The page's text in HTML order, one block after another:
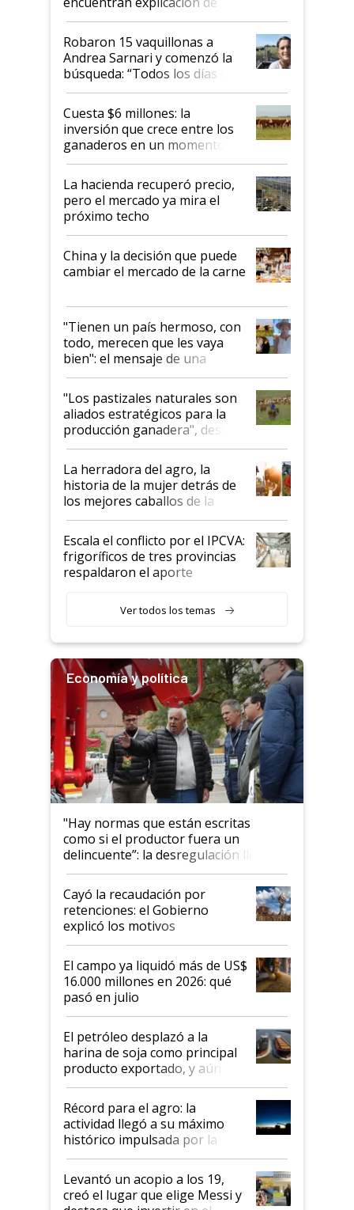
cómo llegaron allí
Robaron 15 vaquillonas a
Andrea Sarnari y comenzó la
búsqueda: “Todos los días le
toca a algún productor”
Cuesta $6 millones: la
inversión que crece entre los
ganaderos en un momento
histórico para la actividad
La hacienda recuperó precio,
pero el mercado ya mira el
próximo techo
China y la decisión que puede
cambiar el mercado de la carne
"Tienen un país hermoso, con
todo, merecen que les vaya
bien": el mensaje de una
ganadera uruguaya sobre las
oportunidades que se abren
para el agro en Argentina, con
foco en la carne
"Los pastizales naturales son
aliados estratégicos para la
producción ganadera", destaca
la iniciativa que ya reúne a 46
establecimientos en Argentina
La herradora del agro, la
historia de la mujer detrás de
los mejores caballos de la
Argentina y los mitos que
todavía hacen sufrir a estos
animales: "Mientras me
descalificaban, yo seguí
haciendo currículum"
Escala el conflicto por el IPCVA:
frigoríficos de tres provincias
respaldaron el aporte
Ver todos los temas
Economía y política
"Hay normas que están escritas
como si el productor fuera un
delincuente”: la desregulación llegó
al Congreso Aapresid y hasta se
habló del financiamiento al IPCVA
Cayó la recaudación por
retenciones: el Gobierno
explicó los motivos
El campo ya liquidó más de US$
16.000 millones en 2026: qué
pasó en julio
El petróleo desplazó a la
harina de soja como principal
producto exportado, y aún así
el agro aportó casi seis de cada
diez dólares y sostuvo el
liderazgo en un semestre
récord
Récord para el agro: la
actividad llegó a su máximo
histórico impulsada por la
cosecha y las exportaciones
Levantó un acopio a los 19,
creó el lugar que elige Messi y